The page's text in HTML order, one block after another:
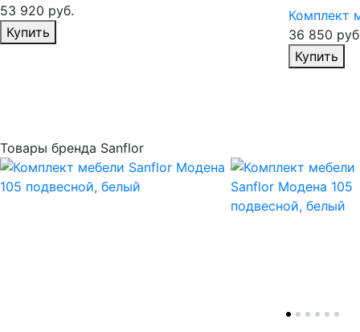
53 920 руб.
Купить
Комплект
36 850
Купить
Товары бренда Sanflor